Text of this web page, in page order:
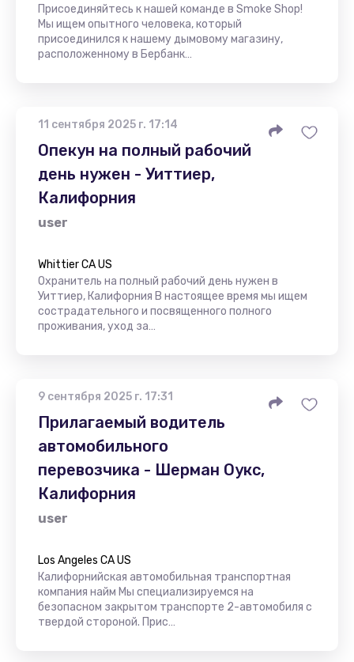
Присоединяйтесь к нашей команде в Smoke Shop!
Мы ищем опытного человека, который
присоединился к нашему дымовому магазину,
расположенному в Бербанк…
11 сентября 2025 г. 17:14
Опекун на полный рабочий
день нужен - Уиттиер,
Калифорния
user
Whittier CA US
Охранитель на полный рабочий день нужен в
Уиттиер, Калифорния В настоящее время мы ищем
сострадательного и посвященного полного
проживания, уход за…
9 сентября 2025 г. 17:31
Прилагаемый водитель
автомобильного
перевозчика - Шерман Оукс,
Калифорния
user
Los Angeles CA US
Калифорнийская автомобильная транспортная
компания найм Мы специализируемся на
безопасном закрытом транспорте 2-автомобиля с
твердой стороной. Прис…